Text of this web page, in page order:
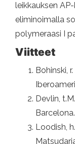
leikkauksen
eliminoimalla
polymeraasi I
Viitteet
Bohinski,
Devlin,
Barcelona.
Loodish,